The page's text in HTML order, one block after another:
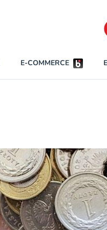
W
E-COMMERCE